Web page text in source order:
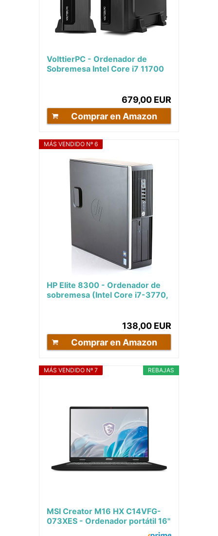
VolttierPC - Ordenador de
Sobremesa Intel Core i7 11700
679,00 EUR
Comprar en Amazon
MÁS VENDIDO Nº 6
HP Elite 8300 - Ordenador de
sobremesa (Intel Core i7-3770,
138,00 EUR
Comprar en Amazon
REBAJAS
MÁS VENDIDO Nº 7
MSI Creator M16 HX C14VFG-
073XES - Ordenador portátil 16"
QHD+, (Intel Core i7 14700HX,